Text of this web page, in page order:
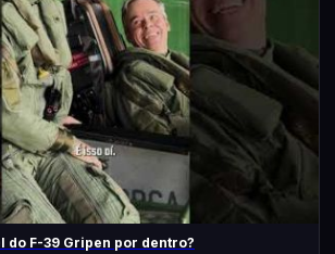
do F-39 Gripen por dentro?